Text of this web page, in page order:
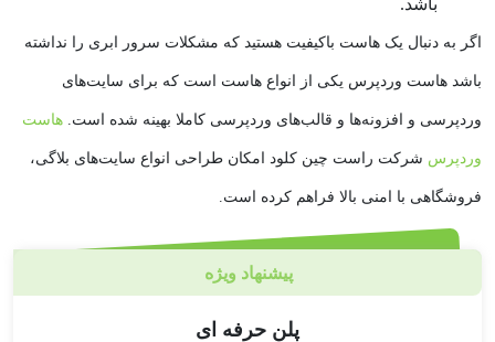
باشد.
اگر به دنبال یک هاست باکیفیت هستید که مشکلات سرور ابری را نداشته
باشد هاست وردپرس یکی از انواع هاست است که برای سایت‌های
وردپرسی و افزونه‌ها و قالب‌های وردپرسی کاملا بهینه شده است. هاست
وردپرس شرکت راست چین کلود امکان طراحی انواع سایت‌های بلاگی،
فروشگاهی با امنی بالا فراهم کرده است.
پیشنهاد ویژه
پلن حرفه ای